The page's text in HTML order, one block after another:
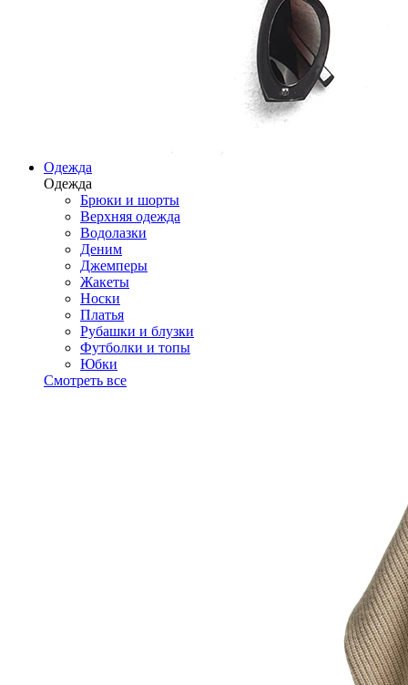
Одежда
Одежда
Брюки и шорты
Верхняя одежда
Водолазки
Деним
Джемперы
Жакеты
Носки
Платья
Рубашки и блузки
Футболки и топы
Юбки
Смотреть все